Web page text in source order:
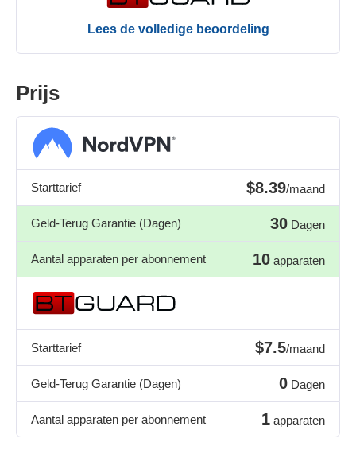
Lees de volledige beoordeling
Prijs
Starttarief $8.39/maand
Geld-Terug Garantie (Dagen) 30 Dagen
Aantal apparaten per abonnement 10 apparaten
Starttarief $7.5/maand
Geld-Terug Garantie (Dagen) 0 Dagen
Aantal apparaten per abonnement 1 apparaten